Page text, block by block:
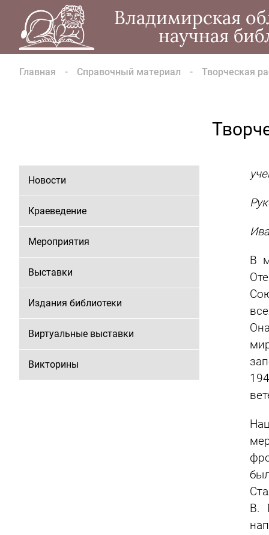
Владимирская
научная
Главная Справочный материал Творческая
Новости
Краеведение
Мероприятия
Выставки
Издания библиотеки
Виртуальные выставки
Викторины
В
В.